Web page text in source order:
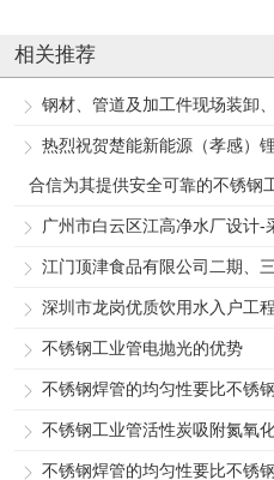
相关推荐
钢材、管道及加工件现场装卸
热烈祝贺楚能新能源（孝感）
合信为其提供安全可靠的不锈钢
广州市白云区江高净水厂设计-
江门顶津食品有限公司二期、
深圳市龙岗优质饮用水入户工
不锈钢工业管电抛光的优势
不锈钢焊管的均匀性要比不锈
不锈钢工业管活性炭吸附氮氧
不锈钢焊管的均匀性要比不锈